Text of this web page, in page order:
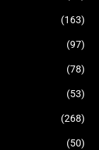
(163)
(97)
(78)
(53)
(268)
(50)